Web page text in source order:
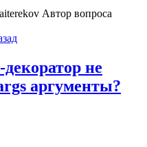
Автор вопроса
не
аргументы?